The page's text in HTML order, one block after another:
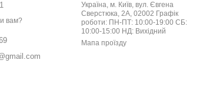
вам?
Україна, м. Київ, вул. Євгена
Сверстюка, 2А, 02002 Графік
роботи: ПН-ПТ: 10:00-19:00 СБ:
10:00-15:00 НД: Вихідний
Мапа проїзду